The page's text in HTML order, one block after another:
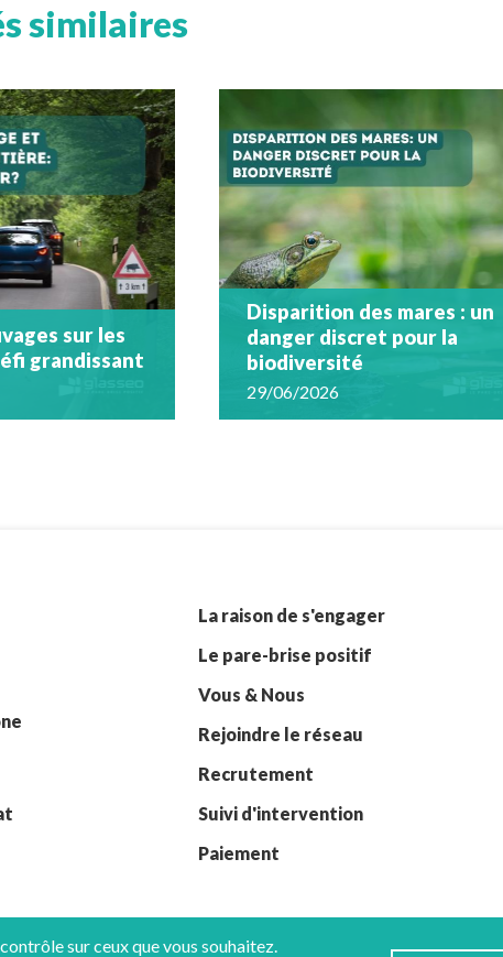
similaires
sur les
grandissant
Disparition des mares : un
danger discret pour la
biodiversité
29/06/2026
sur ceux que vous souhaitez.
La raison de s'engager
Le pare-brise positif
Vous & Nous
Rejoindre le réseau
Recrutement
Suivi d'intervention
Paiement